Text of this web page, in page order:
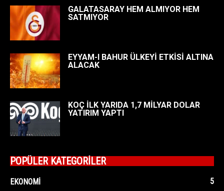
GALATASARAY HEM ALMIYOR HEM
SATMIYOR
EYYAM-I BAHUR ÜLKEYİ ETKİSİ ALTINA
ALACAK
KOÇ İLK YARIDA 1,7 MİLYAR DOLAR
YATIRIM YAPTI
POPÜLER KATEGORİLER
EKONOMI
5